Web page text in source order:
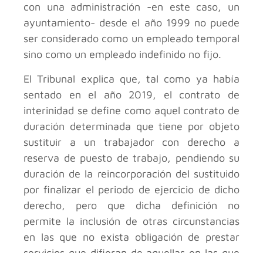
con una administración -en este caso, un
ayuntamiento- desde el año 1999 no puede
ser considerado como un empleado temporal
sino como un empleado indefinido no fijo.
El Tribunal explica que, tal como ya había
sentado en el año 2019, el contrato de
interinidad se define como aquel contrato de
duración determinada que tiene por objeto
sustituir a un trabajador con derecho a
reserva de puesto de trabajo, pendiendo su
duración de la reincorporación del sustituido
por finalizar el periodo de ejercicio de dicho
derecho, pero que dicha definición no
permite la inclusión de otras circunstancias
en las que no exista obligación de prestar